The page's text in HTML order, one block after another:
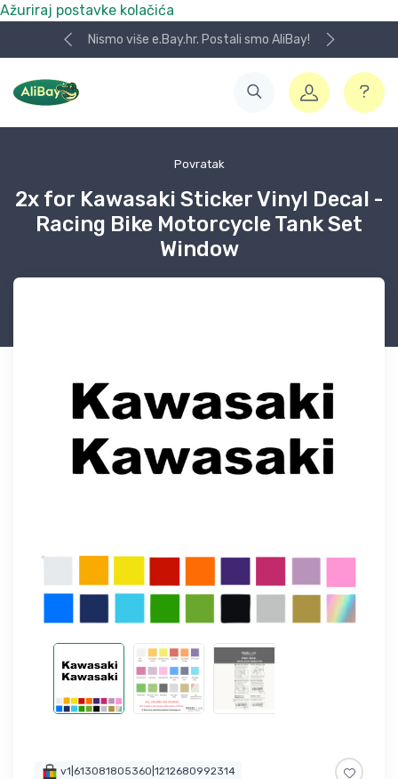
Ažuriraj postavke kolačića
Nismo više e.Bay.hr. Postali smo AliBay!
Povratak
2x for Kawasaki Sticker Vinyl Decal -
Racing Bike Motorcycle Tank Set
Window
v1|613081805360|1212680992314